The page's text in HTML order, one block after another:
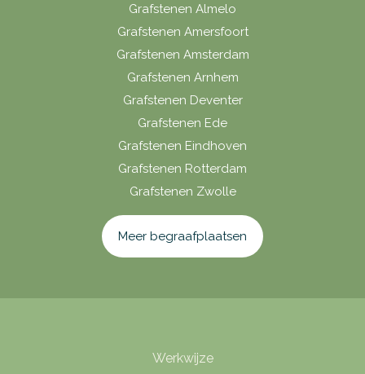
Grafstenen Almelo
Grafstenen Amersfoort
Grafstenen Amsterdam
Grafstenen Arnhem
Grafstenen Deventer
Grafstenen Ede
Grafstenen Eindhoven
Grafstenen Rotterdam
Grafstenen Zwolle
Meer begraafplaatsen
Werkwijze